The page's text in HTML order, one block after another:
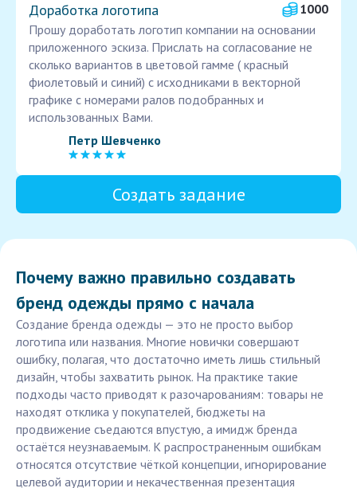
Доработка логотипа
1000
Прошу доработать логотип компании на основании
приложенного эскиза. Прислать на согласование не
сколько вариантов в цветовой гамме ( красный
фиолетовый и синий) с исходниками в векторной
графике с номерами ралов подобранных и
использованных Вами.
Петр Шевченко
Создать задание
Почему важно правильно создавать
бренд одежды прямо с начала
Создание бренда одежды — это не просто выбор
логотипа или названия. Многие новички совершают
ошибку, полагая, что достаточно иметь лишь стильный
дизайн, чтобы захватить рынок. На практике такие
подходы часто приводят к разочарованиям: товары не
находят отклика у покупателей, бюджеты на
продвижение съедаются впустую, а имидж бренда
остаётся неузнаваемым. К распространенным ошибкам
относятся отсутствие чёткой концепции, игнорирование
целевой аудитории и некачественная презентация